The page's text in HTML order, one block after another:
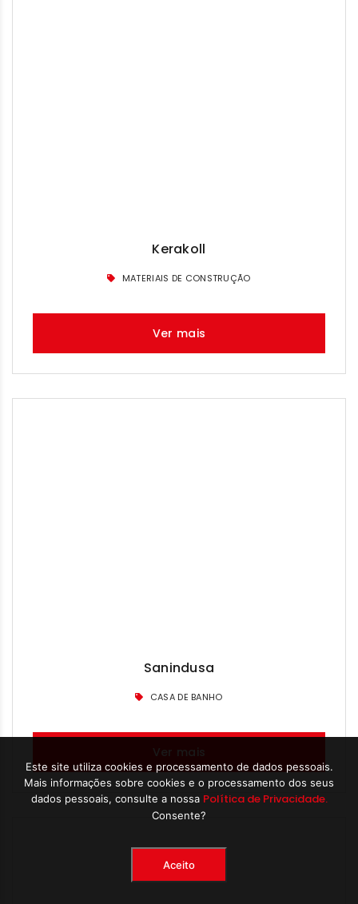
Kerakoll
MATERIAIS DE CONSTRUÇÃO
Ver mais
Sanindusa
CASA DE BANHO
Ver mais
Este site utiliza cookies e processamento de dados pessoais.
Mais informações sobre cookies e o processamento dos seus
dados pessoais, consulte a nossa Política de Privacidade.
Consente?
Aceito